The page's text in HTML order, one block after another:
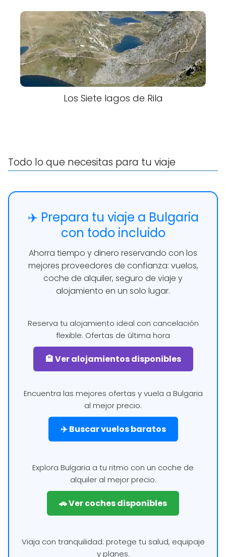
Los Siete lagos de Rila
Todo lo que necesitas para tu viaje
✈️ Prepara tu viaje a Bulgaria
con todo incluido
Ahorra tiempo y dinero reservando con los
mejores proveedores de confianza: vuelos,
coche de alquiler, seguro de viaje y
alojamiento en un solo lugar.
Reserva tu alojamiento ideal con cancelación
flexible. Ofertas de última hora
🏨 Ver alojamientos disponibles
Encuentra las mejores ofertas y vuela a Bulgaria
al mejor precio.
✈️ Buscar vuelos baratos
Explora Bulgaria a tu ritmo con un coche de
alquiler al mejor precio.
🚗 Ver coches disponibles
Viaja con tranquilidad: protege tu salud, equipaje
y planes.